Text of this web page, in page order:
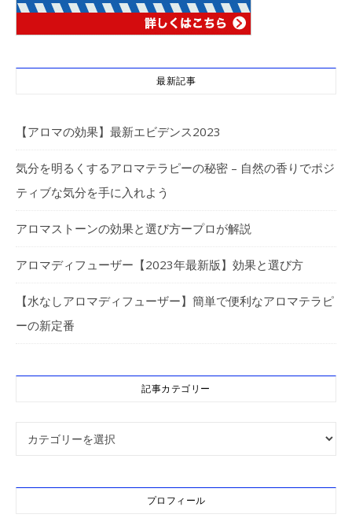
最新記事
【アロマの効果】最新エビデンス2023
気分を明るくするアロマテラピーの秘密 – 自然の香りでポジ
ティブな気分を手に入れよう
アロマストーンの効果と選び方ープロが解説
アロマディフューザー【2023年最新版】効果と選び方
【水なしアロマディフューザー】簡単で便利なアロマテラピ
ーの新定番
記事カテゴリー
記事カテゴリー
プロフィール